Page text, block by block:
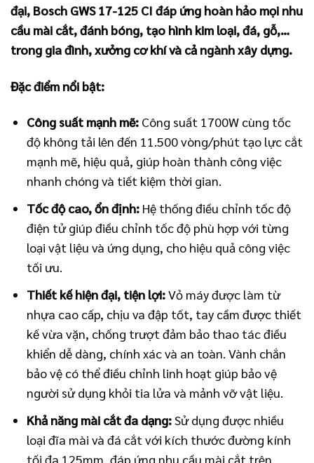
đại, Bosch GWS 17-125 CI đáp ứng hoàn hảo mọi nhu
cầu mài cắt, đánh bóng, tạo hình kim loại, đá, gỗ,…
trong gia đình, xưởng cơ khí và cả ngành xây dựng.
Đặc điểm nổi bật:
Công suất mạnh mẽ: Công suất 1700W cùng tốc
độ không tải lên đến 11.500 vòng/phút tạo lực cắt
mạnh mẽ, hiệu quả, giúp hoàn thành công việc
nhanh chóng và tiết kiệm thời gian.
Tốc độ cao, ổn định: Hệ thống điều chỉnh tốc độ
điện tử giúp điều chỉnh tốc độ phù hợp với từng
loại vật liệu và ứng dụng, cho hiệu quả công việc
tối ưu.
Thiết kế hiện đại, tiện lợi:Vỏ máy được làm từ
nhựa cao cấp, chịu va đập tốt, tay cầm được thiết
kế vừa vặn, chống trượt đảm bảo thao tác điều
khiển dễ dàng, chính xác và an toàn. Vành chắn
bảo vệ có thể điều chỉnh linh hoạt giúp bảo vệ
người sử dụng khỏi tia lửa và mảnh vỡ vật liệu.
Khả năng mài cắt đa dạng: Sử dụng được nhiều
loại đĩa mài và đá cắt với kích thước đường kính
tối đa 125mm, đáp ứng nhu cầu mài cắt trên